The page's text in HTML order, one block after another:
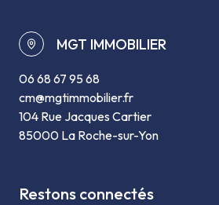
MGT IMMOBILIER
06 68 67 95 68
cm@mgtimmobilier.fr
104 Rue Jacques Cartier
85000 La Roche-sur-Yon
restons connectés